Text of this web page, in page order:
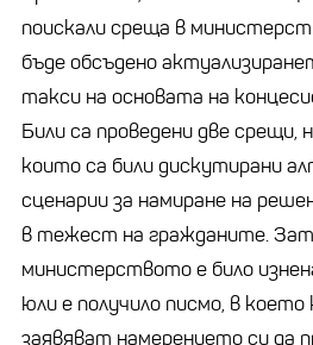
поискали среща в
бъде обсъдено
такси на основата на
Били са проведени две срещи,
които са били дискутирани
сценарии за намиране на
в тежест на гражданите.
министерството е било
юли е получило писмо, в
заявяват намерението си да